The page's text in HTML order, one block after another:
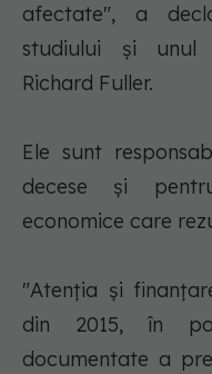
afectate", a
studiului şi unul
Richard Fuller.
Ele sunt
decese şi
economice care
"Atenţia şi
din 2015, în
documentate a